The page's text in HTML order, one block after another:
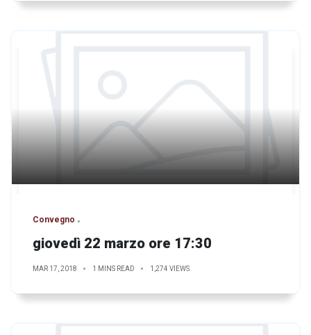
Convegno
giovedì 22 marzo ore 17:30
MAR 17, 2018 1 MINS READ 1,274 VIEWS